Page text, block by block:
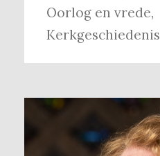
Oorlog en vrede,
Kerkgeschiedenis